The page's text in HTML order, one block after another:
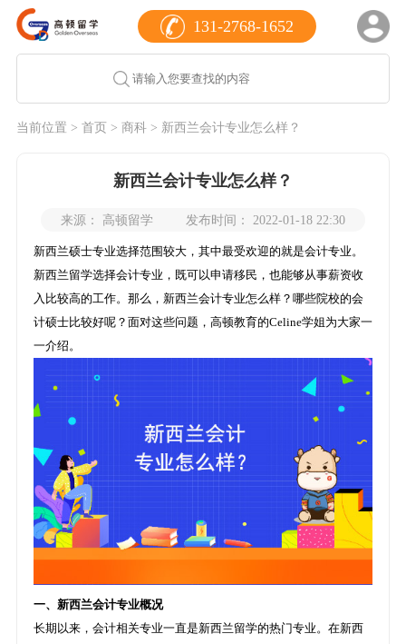
131-2768-1652
当前位置 > 首页 > 商科> 新西兰会计专业怎么样？
新西兰会计专业怎么样？
来源： 高顿留学 发布时间： 2022-01-18 22:30
新西兰硕士专业选择范围较大，其中最受欢迎的就是会计专业。
新西兰留学选择会计专业，既可以申请移民，也能够从事薪资收
入比较高的工作。那么，新西兰会计专业怎么样？哪些院校的会
计硕士比较好呢？面对这些问题，高顿教育的Celine学姐为大家一
一介绍。
一、新西兰会计专业概况
长期以来，会计相关专业一直是新西兰留学的热门专业。在新西